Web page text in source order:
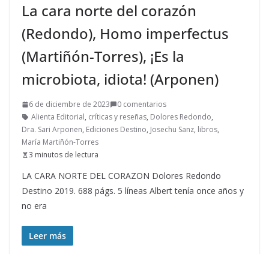
La cara norte del corazón
(Redondo), Homo imperfectus
(Martiñón-Torres), ¡Es la
microbiota, idiota! (Arponen)
6 de diciembre de 2023
0 comentarios
Alienta Editorial, críticas y reseñas, Dolores Redondo,
Dra. Sari Arponen, Ediciones Destino, Josechu Sanz, libros,
María Martiñón-Torres
3 minutos de lectura
LA CARA NORTE DEL CORAZON Dolores Redondo
Destino 2019. 688 págs. 5 líneas Albert tenía once años y
no era
Leer más